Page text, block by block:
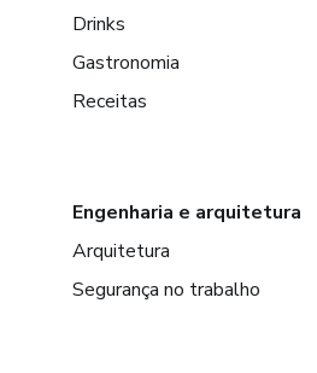
Drinks
Gastronomia
Receitas
Engenharia e arquitetura
Arquitetura
Segurança no trabalho